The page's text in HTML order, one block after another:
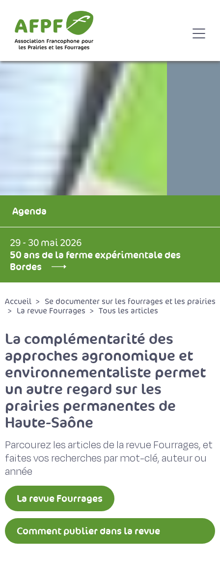
Agenda
29 - 30 mai 2026
50 ans de la ferme expérimentale des
Bordes
Accueil
Se documenter sur les fourrages et les prairies
La revue Fourrages
Tous les articles
La complémentarité des
approches agronomique et
environnementaliste permet
un autre regard sur les
prairies permanentes de
Haute-Saône
Parcourez les articles de la revue Fourrages, et
faites vos recherches par mot-clé, auteur ou
année
La revue Fourrages
Comment publier dans la revue